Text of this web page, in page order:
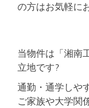
の方はお気軽に
当物件は「湘南
立地です?
通勤・通学しや
ご家族や大学関